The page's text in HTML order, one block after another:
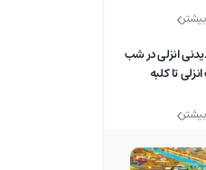
انزلی در شب
تا کلبه